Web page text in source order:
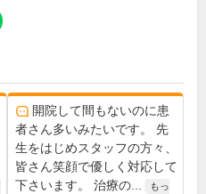
開院して間もないのに患
者さん多いみたいです。 先
生をはじめスタッフの方々、
皆さん笑顔で優しく対応して
下さいます。 治療の...
もっ